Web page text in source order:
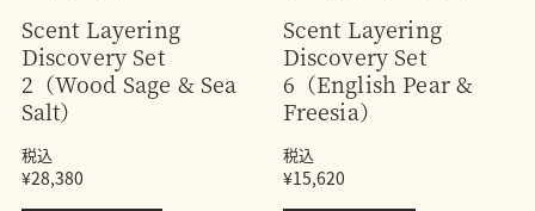
Scent Layering
Discovery Set
2（Wood Sage & Sea
Salt）
税込
¥28,380
Scent Layering
Discovery Set
6（English Pear &
Freesia）
税込
¥15,620